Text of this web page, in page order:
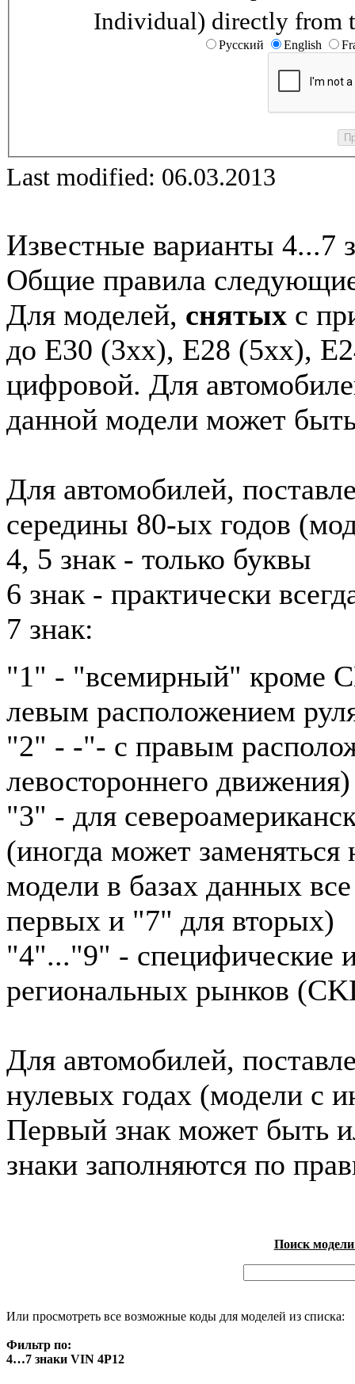
Individual) directly from
Русский English
Last modified: 06.03.2013
Известные варианты 4...7
Общие правила
Для моделей, снятых с
до E30 (3xx), E28 (5xx),
цифровой. Для
данной модели может
Для автомобилей,
середины 80-ых годов
4, 5 знак - только буквы
6 знак - практически
7 знак:
"1" - "всемирный" кроме
левым расположением
"2" - -"- с правым
левостороннего движения)
"3" - для
(иногда может
модели в базах данных
первых и "7" для вторых)
"4"..."9" - специфические
региональных рынков
Для автомобилей,
нулевых годах (модели с
Первый знак может быть
знаки заполняются по
Поиск
Или просмотреть все возможные коды для моделей из списка:
Фильтр по:
4…7 знаки VIN 4P12